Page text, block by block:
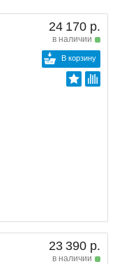
24 170 р.
в наличии
В корзину
23 390 р.
в наличии